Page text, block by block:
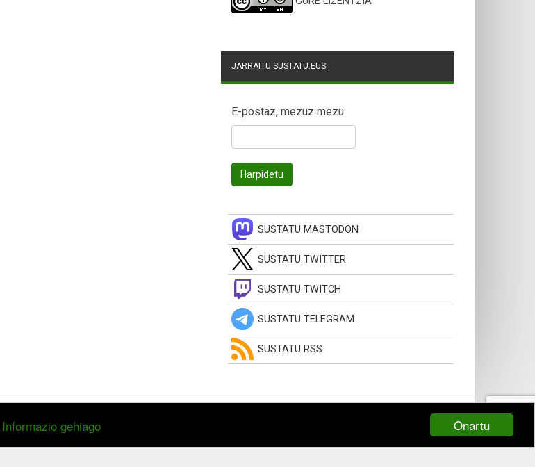
Onartu
Informazio gehiago
JARRAITU SUSTATU.EUS
E-postaz, mezuz mezu:
SUSTATU MASTODON
SUSTATU TWITTER
SUSTATU TWITCH
SUSTATU TELEGRAM
SUSTATU RSS